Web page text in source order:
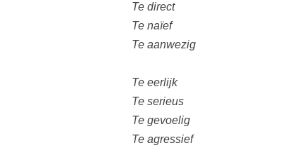
Te direct
Te naïef
Te aanwezig
Te eerlijk
Te serieus
Te gevoelig
Te agressief